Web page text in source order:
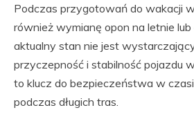
Podczas przygotowań do wakacji
również wymianę opon na letnie lub
aktualny stan nie jest
przyczepność i stabilność pojazdu
to klucz do bezpieczeństwa w
podczas długich tras.